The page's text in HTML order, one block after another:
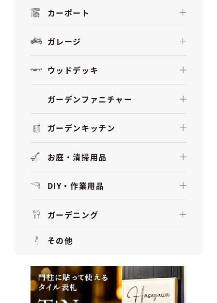
カーポート
ガレージ
ウッドデッキ
ガーデンファニチャー
ガーデンキッチン
お庭・清掃用品
DIY・作業用品
ガーデニング
その他